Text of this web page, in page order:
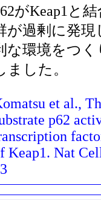
がKeap1と
が過剰に発
な環境をつ
ました。
et al.,
p62
Keap1. Nat